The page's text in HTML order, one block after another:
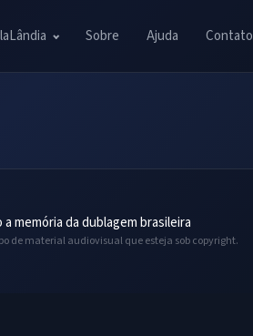
Sobre Ajuda Contato
memória da dublagem brasileira
de material audiovisual que esteja sob copyright.